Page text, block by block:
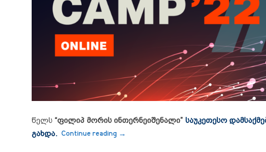
წელს“ფილიპ მორის ინთერნეიშენალი” საუკეთესო
გახდა. Continue reading “Disrupt Camp – საუკეთესო
→